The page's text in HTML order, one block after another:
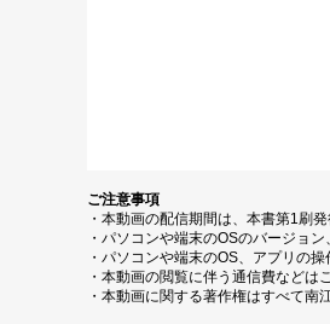
ご注意事項
・本動画の配信期間は、本書第1刷
・パソコンや端末のOSのバージョ
・パソコンや端末のOS、アプリの
・本動画の閲覧に伴う通信費などは
・本動画に関する著作権はすべて南